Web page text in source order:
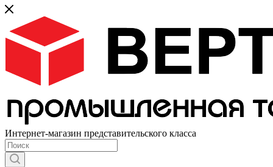
Интернет-магазин представительского класса